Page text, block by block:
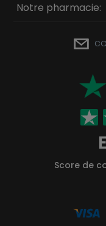
Notre pharmacie:
Score de